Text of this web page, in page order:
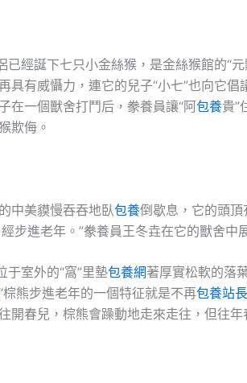
已經誕下七只小金絲猴，是金絲猴館的“
具有威懾力，連它的兒子“小七”也向它
在一個獸舍打鬥后，豢養員讓“阿包養貴”
欺侮。
中美貘慢吞吞地臥包養倒歇息，它的頭頂
步進老年。”豢養員王冬垚在它的獸舍中
于室外的“窩”里墊包養網著厚實松軟的落
棕熊步進老年的一個特征就是不再包養站長
開春兒，棕熊會躁動地走來走往，但往年